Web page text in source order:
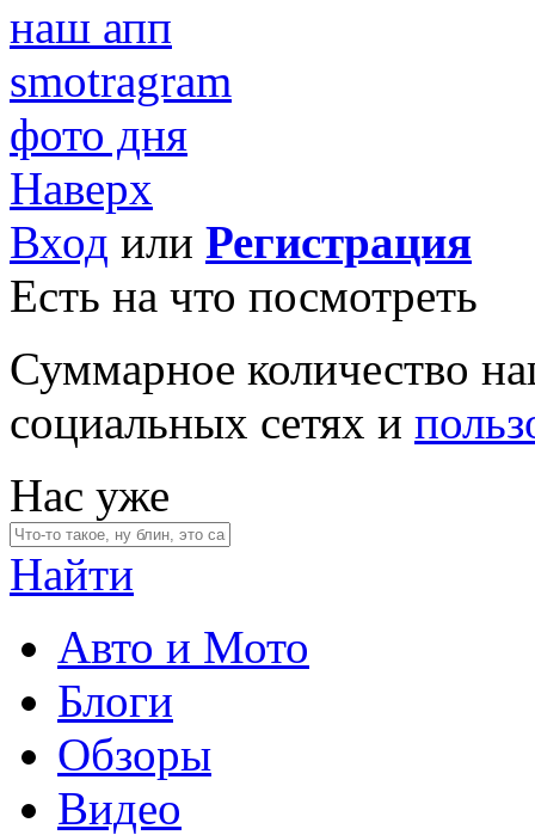
наш апп
smotragram
фото дня
Наверх
Вход или Регистрация
Есть на что посмотреть
Суммарное количество
социальных сетях и
Нас уже
Найти
Авто и Мото
Блоги
Обзоры
Видео